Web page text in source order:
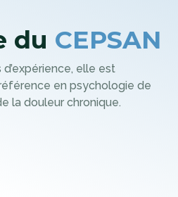
du CEPSAN
elle est
en psychologie de
la douleur chronique.